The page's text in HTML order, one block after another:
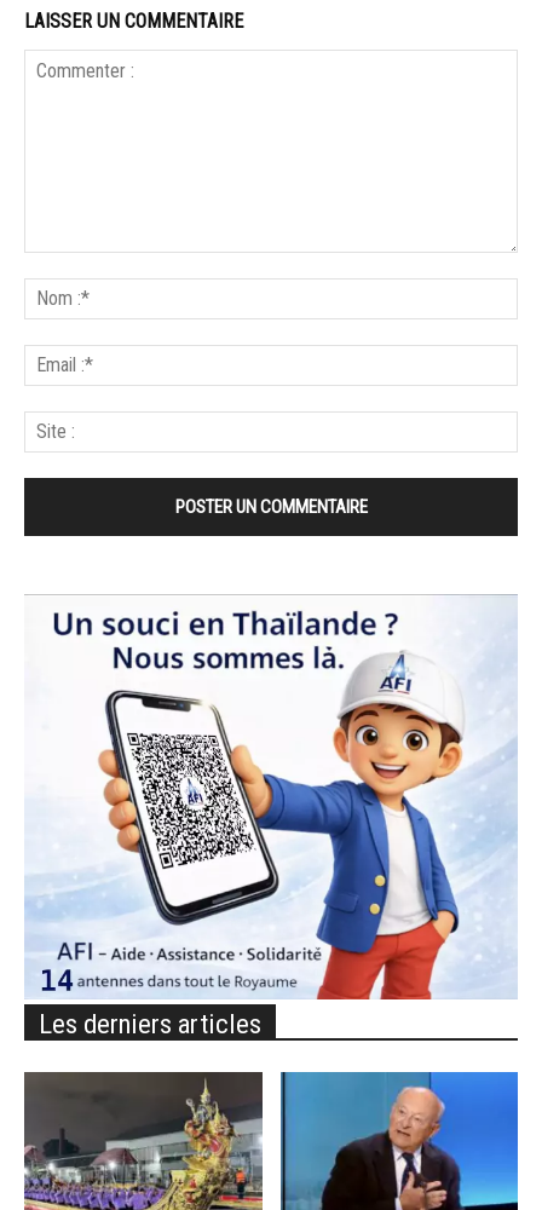
LAISSER UN COMMENTAIRE
Les derniers articles